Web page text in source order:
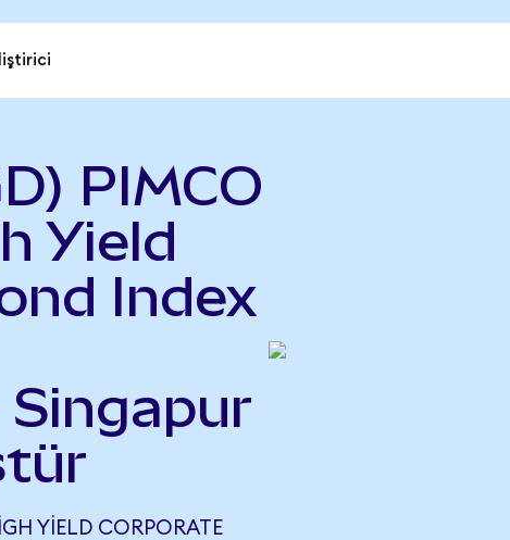
PIMCO
Yield
Index
YIELD CORPORATE